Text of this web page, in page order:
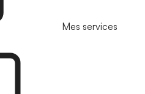
Mes services